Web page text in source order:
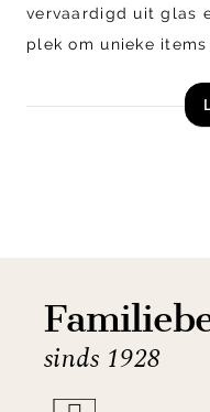
vervaardigd uit glas
plek om unieke
decoratie letterlijk in
sinds 1928